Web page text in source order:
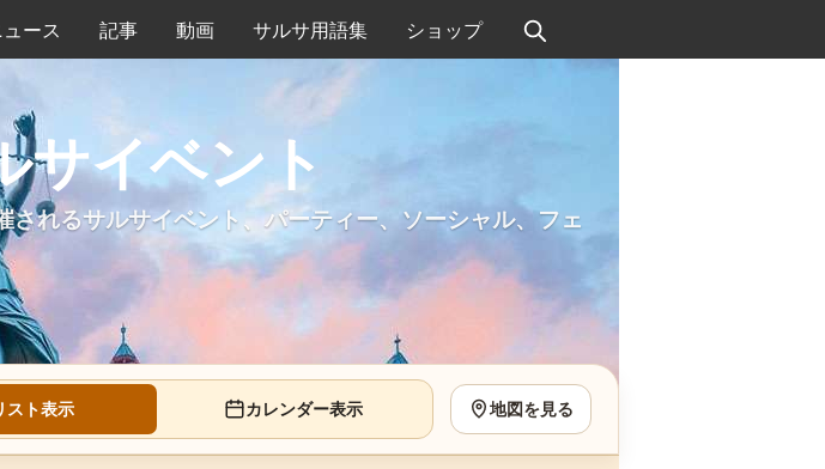
ース 記事 動画 サルサ用語集 ショップ
サイベント
れるサルサイベント、パーティー、ソーシャル、フェ
スト表示 カレンダー表示 地図を見る